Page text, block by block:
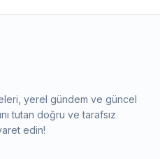
yerel gündem ve güncel
tutan doğru ve tarafsız
edin!